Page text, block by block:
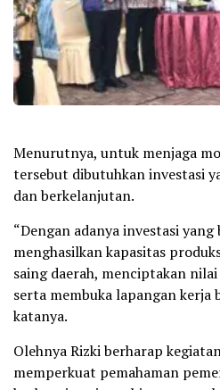
Menurutnya, untuk menjaga
tersebut dibutuhkan investasi
dan berkelanjutan.
“Dengan adanya investasi
menghasilkan kapasitas
saing daerah, menciptakan
serta membuka lapangan kerja
katanya.
Olehnya Rizki berharap
memperkuat pemahaman